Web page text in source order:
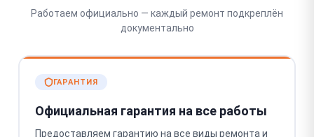
Работаем официально — каждый ремонт подкреплён
документально
ГАРАНТИЯ
Официальная гарантия на все работы
Предоставляем гарантию на все виды ремонта и